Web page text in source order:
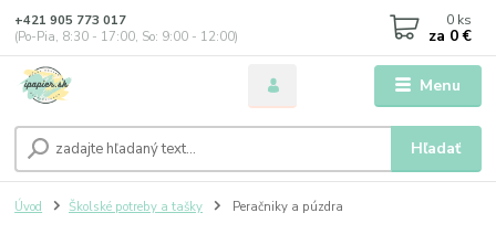
Menu
Hľadať
+421 905 773 017
(Po-Pia, 8:30 - 17:00, So: 9:00 - 12:00)
0 ks
za 0 €
Úvod Školské potreby a tašky Peračniky a púzdra